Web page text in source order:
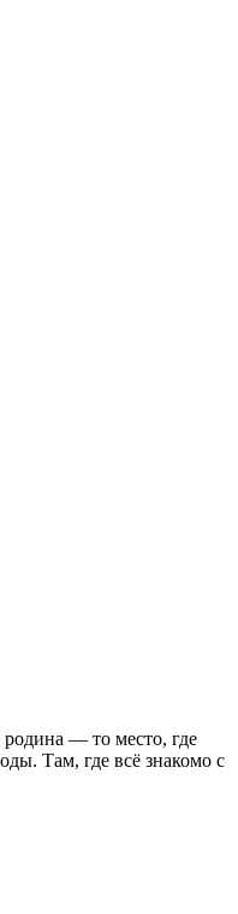
родина — то место, где
Там, где всё знакомо с